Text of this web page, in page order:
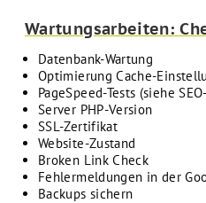
Wartungsarbeiten:
Datenbank-Wartung
Optimierung Cache-
PageSpeed-Tests (siehe
Server PHP-Version
SSL-Zertifikat
Website-Zustand
Broken Link Check
Fehlermeldungen in der
Backups sichern